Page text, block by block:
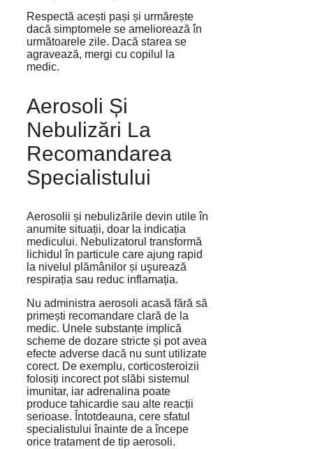
Respectă acești pași și urmărește
dacă simptomele se ameliorează în
următoarele zile. Dacă starea se
agravează, mergi cu copilul la
medic.
Aerosoli Și
Nebulizări La
Recomandarea
Specialistului
Aerosolii și nebulizările devin utile în
anumite situații, doar la indicația
medicului. Nebulizatorul transformă
lichidul în particule care ajung rapid
la nivelul plămânilor și uşurează
respirația sau reduc inflamația.
Nu administra aerosoli acasă fără să
primești recomandare clară de la
medic. Unele substanțe implică
scheme de dozare stricte și pot avea
efecte adverse dacă nu sunt utilizate
corect. De exemplu, corticosteroizii
folosiți incorect pot slăbi sistemul
imunitar, iar adrenalina poate
produce tahicardie sau alte reacții
serioase. Întotdeauna, cere sfatul
specialistului înainte de a începe
orice tratament de tip aerosoli.